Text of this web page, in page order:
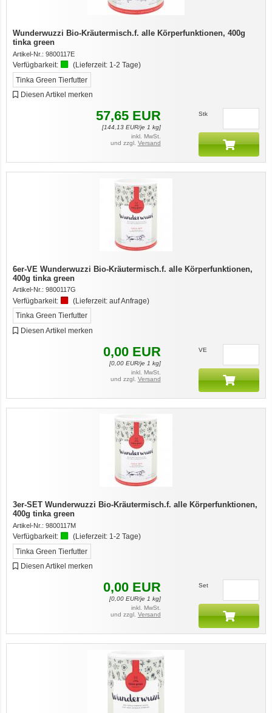
Wunderwuzzi Bio-Kräutermisch.f. alle Körperfunktionen, 400g
tinka green
Artikel-Nr.: 9800117E
Verfügbarkeit: (Lieferzeit: 1-2 Tage)
Tinka Green Tierfutter
Diesen Artikel merken
57,65 EUR
[144,13EUR/je 1 kg]
inkl. MwSt.
und zzgl. Versand
Stk
6er-VE Wunderwuzzi Bio-Kräutermisch.f. alle Körperfunktionen,
400g tinka green
Artikel-Nr.: 9800117G
Verfügbarkeit: (Lieferzeit:auf Anfrage)
Tinka Green Tierfutter
Diesen Artikel merken
0,00 EUR
[0,00EUR/je 1 kg]
inkl. MwSt.
und zzgl. Versand
VE
3er-SET Wunderwuzzi Bio-Kräutermisch.f. alle Körperfunktionen,
400g tinka green
Artikel-Nr.: 9800117M
Verfügbarkeit: (Lieferzeit: 1-2 Tage)
Tinka Green Tierfutter
Diesen Artikel merken
0,00 EUR
[0,00EUR/je 1 kg]
inkl. MwSt.
und zzgl. Versand
Set